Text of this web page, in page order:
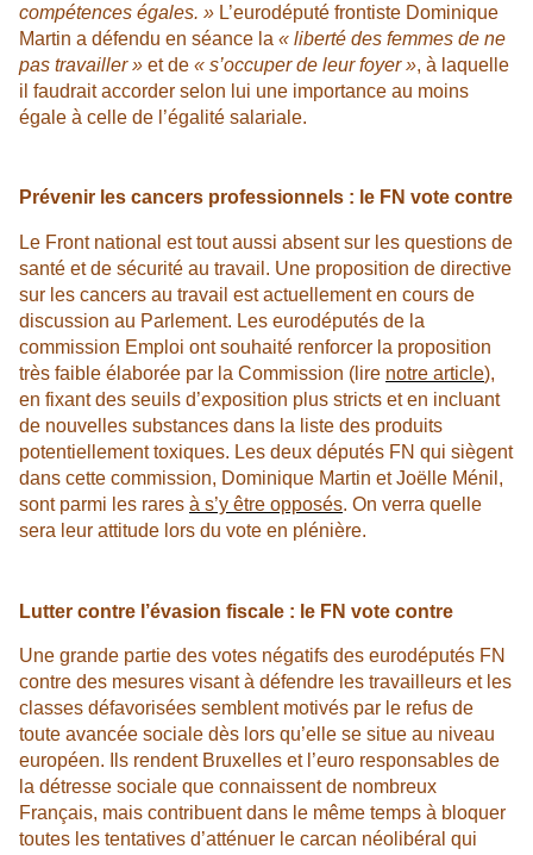
compétences égales. » L’eurodéputé frontiste Dominique
Martin a défendu en séance la « liberté des femmes de ne
pas travailler » et de « s’occuper de leur foyer », à laquelle
il faudrait accorder selon lui une importance au moins
égale à celle de l’égalité salariale.
Prévenir les cancers professionnels : le FN vote contre
Le Front national est tout aussi absent sur les questions de
santé et de sécurité au travail. Une proposition de directive
sur les cancers au travail est actuellement en cours de
discussion au Parlement. Les eurodéputés de la
commission Emploi ont souhaité renforcer la proposition
très faible élaborée par la Commission (lire notre article),
en fixant des seuils d’exposition plus stricts et en incluant
de nouvelles substances dans la liste des produits
potentiellement toxiques. Les deux députés FN qui siègent
dans cette commission, Dominique Martin et Joëlle Ménil,
sont parmi les rares à s’y être opposés. On verra quelle
sera leur attitude lors du vote en plénière.
Lutter contre l’évasion fiscale : le FN vote contre
Une grande partie des votes négatifs des eurodéputés FN
contre des mesures visant à défendre les travailleurs et les
classes défavorisées semblent motivés par le refus de
toute avancée sociale dès lors qu’elle se situe au niveau
européen. Ils rendent Bruxelles et l’euro responsables de
la détresse sociale que connaissent de nombreux
Français, mais contribuent dans le même temps à bloquer
toutes les tentatives d’atténuer le carcan néolibéral qui